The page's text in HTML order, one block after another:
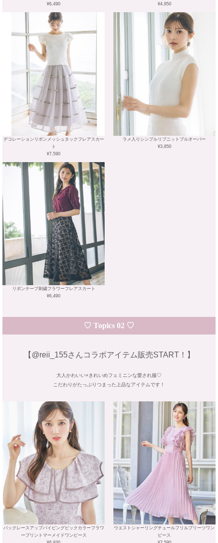
¥6,490
¥4,950
デコレーションリボンメッシュタックフレアスカー
ト
¥7,590
ラメ入りシンプルリブニットプルオーバー
¥3,850
リボンテープ刺繍フラワーフレアスカート
¥6,490
♡ Topics 02 ♡
【@reii_155さんコラボアイテム販売START！】
大人かわいい×きれいめフェミニンな愛され服♡
こだわりがたっぷりつまった上品なアイテムです！
バックレースアップパイピングビックカラーフラワ
ープリントマーメイドワンピース
ウエストシャーリングチュールフリルプリーツワン
ピース